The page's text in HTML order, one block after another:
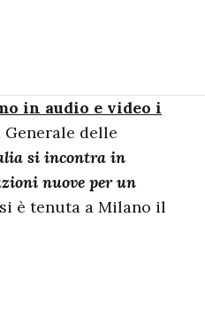
in audio e video i
Generale delle
si incontra in
nuove per un
si è tenuta a Milano il